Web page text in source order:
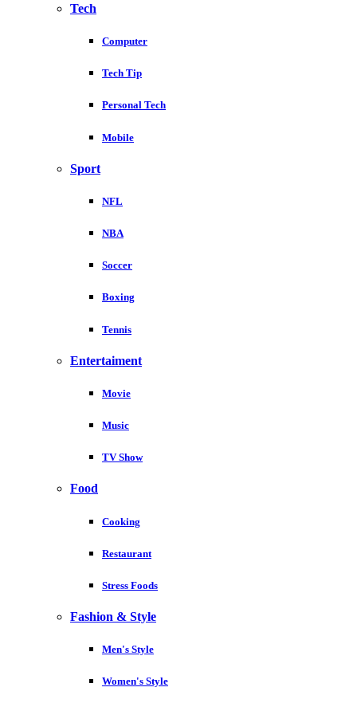
Tech
Computer
Tech Tip
Personal Tech
Mobile
Sport
NFL
NBA
Soccer
Boxing
Tennis
Entertaiment
Movie
Music
TV Show
Food
Cooking
Restaurant
Stress Foods
Fashion & Style
Men's Style
Women's Style